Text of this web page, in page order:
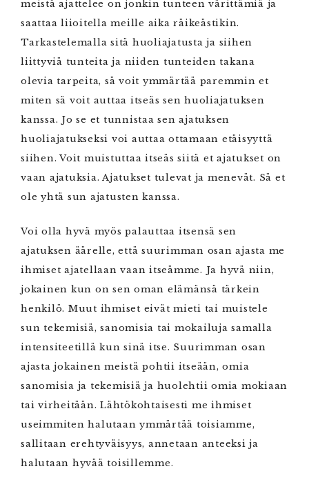
meistä ajattelee on jonkin tunteen värittämiä ja
saattaa liioitella meille aika räikeästikin.
Tarkastelemalla sitä huoliajatusta ja siihen
liittyviä tunteita ja niiden tunteiden takana
olevia tarpeita, sä voit ymmärtää paremmin et
miten sä voit auttaa itseäs sen huoliajatuksen
kanssa. Jo se et tunnistaa sen ajatuksen
huoliajatukseksi voi auttaa ottamaan etäisyyttä
siihen. Voit muistuttaa itseäs siitä et ajatukset on
vaan ajatuksia. Ajatukset tulevat ja menevät. Sä et
ole yhtä sun ajatusten kanssa.
Voi olla hyvä myös palauttaa itsensä sen
ajatuksen äärelle, että suurimman osan ajasta me
ihmiset ajatellaan vaan itseämme. Ja hyvä niin,
jokainen kun on sen oman elämänsä tärkein
henkilö. Muut ihmiset eivät mieti tai muistele
sun tekemisiä, sanomisia tai mokailuja samalla
intensiteetillä kun sinä itse. Suurimman osan
ajasta jokainen meistä pohtii itseään, omia
sanomisia ja tekemisiä ja huolehtii omia mokiaan
tai virheitään. Lähtökohtaisesti me ihmiset
useimmiten halutaan ymmärtää toisiamme,
sallitaan erehtyväisyys, annetaan anteeksi ja
halutaan hyvää toisillemme.